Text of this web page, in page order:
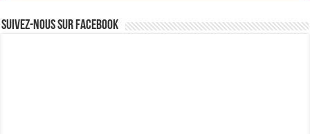
Suivez-nous sur Facebook